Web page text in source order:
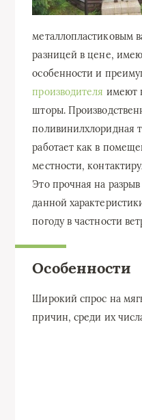
металлопластиковым
разницей в цене,
особенности и
производителя имеют
шторы.
поливинилхлоридная
работает как в
местности,
Это прочная на
данной
погоду в частности
Особенности
Широкий спрос на
причин, среди их